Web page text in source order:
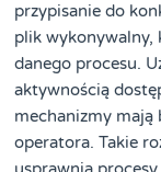
przypisanie do
plik wykonywalny,
danego procesu.
aktywnością
mechanizmy mają
operatora. Takie